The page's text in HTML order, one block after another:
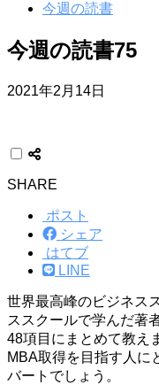
今週の読書
今週の読書75
2021年2月14日
SHARE
ポスト
シェア
はてブ
LINE
世界最高峰のビジネス
ススクールで学んだ著
48項目にまとめて教え
MBA取得を目指す人に
バートでしょう。